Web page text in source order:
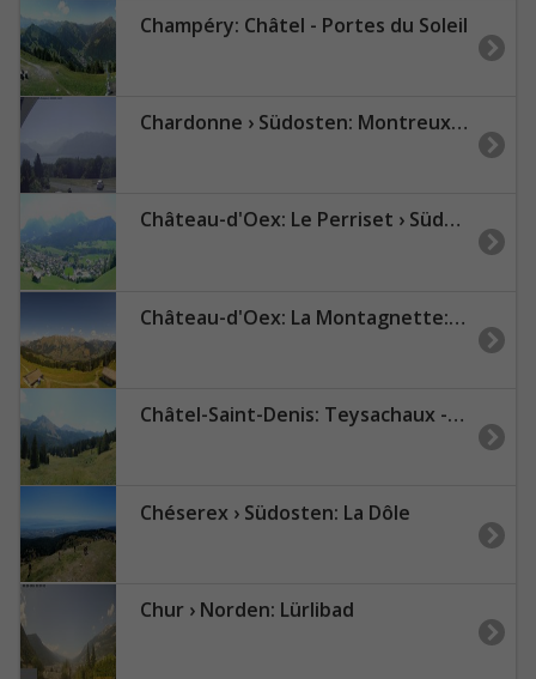
Champéry: Châtel - Portes du Soleil
Chardonne › Südosten: Montreux - Valais
Château-d'Oex: Le Perriset › Südosten: Parc des Sports - Centre Sportif - Eglise de Château-d’Œx
Château-d'Oex: La Montagnette: La Braye
Châtel-Saint-Denis: Teysachaux - Dent de Lys
Chéserex › Südosten: La Dôle
Chur › Norden: Lürlibad